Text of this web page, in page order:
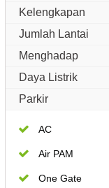
Kelengkapan
Jumlah Lantai
Menghadap
Daya Listrik
Parkir
AC
Air PAM
One Gate